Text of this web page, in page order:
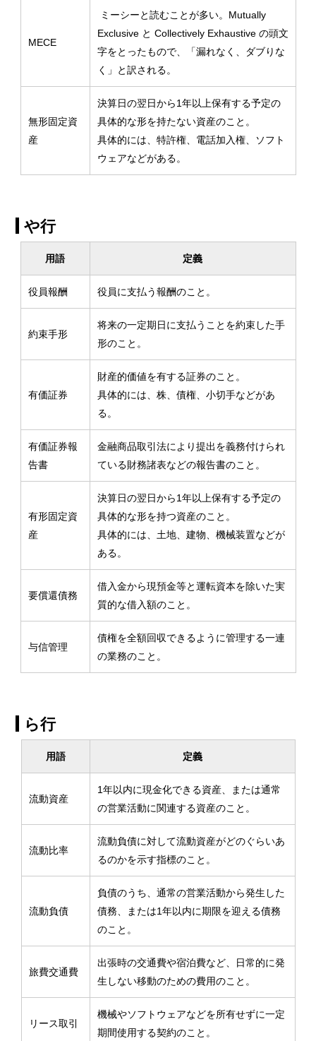
MECE
ミーシーと読むことが多い。Mutually
Exclusive と Collectively Exhaustive の頭文
字をとったもので、「漏れなく、ダブりな
く」と訳される。
無形固定資
産
決算日の翌日から1年以上保有する予定の
具体的な形を持たない資産のこと。
具体的には、特許権、電話加入権、ソフト
ウェアなどがある。
や行
用語 定義
役員報酬 役員に支払う報酬のこと。
約束手形
将来の一定期日に支払うことを約束した手
形のこと。
有価証券
財産的価値を有する証券のこと。
具体的には、株、債権、小切手などがあ
る。
有価証券報
告書
金融商品取引法により提出を義務付けられ
ている財務諸表などの報告書のこと。
有形固定資
産
決算日の翌日から1年以上保有する予定の
具体的な形を持つ資産のこと。
具体的には、土地、建物、機械装置などが
ある。
要償還債務
借入金から現預金等と運転資本を除いた実
質的な借入額のこと。
与信管理
債権を全額回収できるように管理する一連
の業務のこと。
ら行
用語 定義
流動資産
1年以内に現金化できる資産、または通常
の営業活動に関連する資産のこと。
流動比率
流動負債に対して流動資産がどのぐらいあ
るのかを示す指標のこと。
流動負債
負債のうち、通常の営業活動から発生した
債務、または1年以内に期限を迎える債務
のこと。
旅費交通費
出張時の交通費や宿泊費など、日常的に発
生しない移動のための費用のこと。
リース取引
機械やソフトウェアなどを所有せずに一定
期間使用する契約のこと。